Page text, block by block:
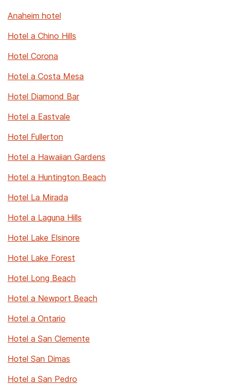
Anaheim hotel
Hotel a Chino Hills
Hotel Corona
Hotel a Costa Mesa
Hotel Diamond Bar
Hotel a Eastvale
Hotel Fullerton
Hotel a Hawaiian Gardens
Hotel a Huntington Beach
Hotel La Mirada
Hotel a Laguna Hills
Hotel Lake Elsinore
Hotel Lake Forest
Hotel Long Beach
Hotel a Newport Beach
Hotel a Ontario
Hotel a San Clemente
Hotel San Dimas
Hotel a San Pedro